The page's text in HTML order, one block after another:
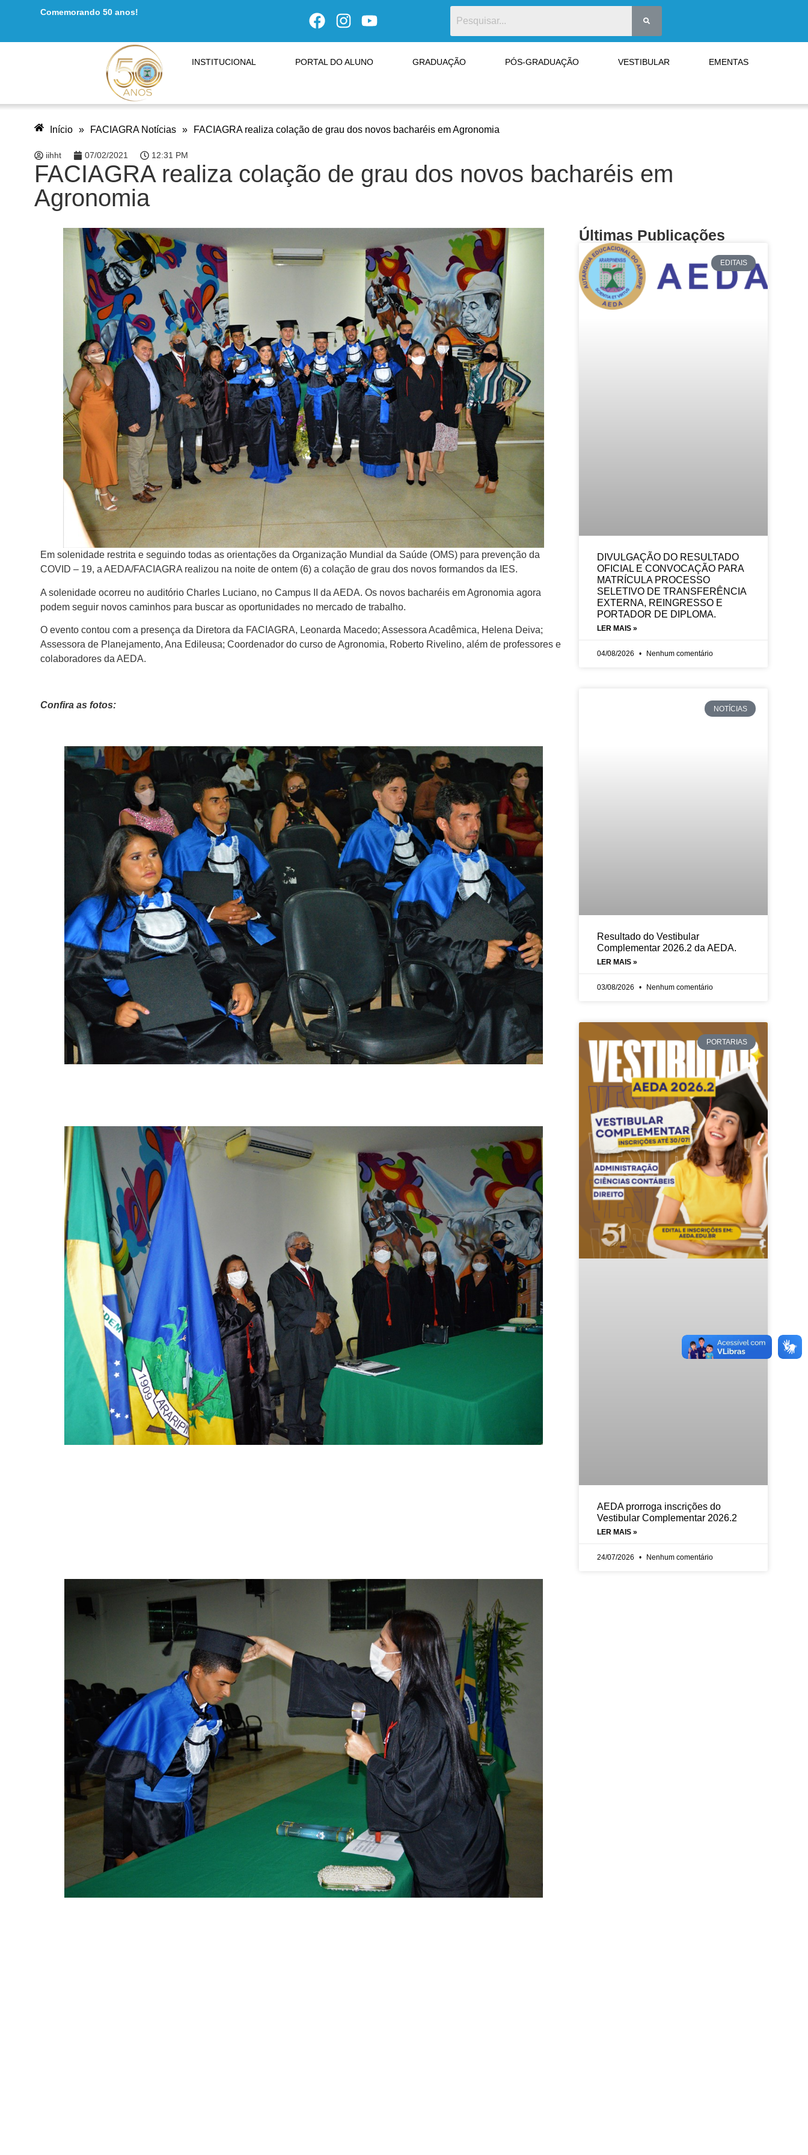
Comemorando 50 anos!
INSTITUCIONAL PORTAL DO ALUNO GRADUAÇÃO PÓS-GRADUAÇÃO VESTIBULAR EMENTAS
Início » FACIAGRA Notícias » FACIAGRA realiza colação de grau dos novos bacharéis em Agronomia
iihht 07/02/2021 12:31 PM
FACIAGRA realiza colação de grau dos novos bacharéis em
Agronomia
Em solenidade restrita e seguindo todas as orientações da Organização Mundial da Saúde (OMS) para prevenção da
COVID – 19, a AEDA/FACIAGRA realizou na noite de ontem (6) a colação de grau dos novos formandos da IES.
A solenidade ocorreu no auditório Charles Luciano, no Campus II da AEDA. Os novos bacharéis em Agronomia agora
podem seguir novos caminhos para buscar as oportunidades no mercado de trabalho.
O evento contou com a presença da Diretora da FACIAGRA, Leonarda Macedo; Assessora Acadêmica, Helena Deiva;
Assessora de Planejamento, Ana Edileusa; Coordenador do curso de Agronomia, Roberto Rivelino, além de professores e
colaboradores da AEDA.
Confira as fotos:
Últimas Publicações
EDITAIS
DIVULGAÇÃO DO RESULTADO
OFICIAL E CONVOCAÇÃO PARA
MATRÍCULA PROCESSO
SELETIVO DE TRANSFERÊNCIA
EXTERNA, REINGRESSO E
PORTADOR DE DIPLOMA.
LER MAIS »
04/08/2026 Nenhum comentário
NOTÍCIAS
Resultado do Vestibular
Complementar 2026.2 da AEDA.
LER MAIS »
03/08/2026 Nenhum comentário
PORTARIAS
AEDA prorroga inscrições do
Vestibular Complementar 2026.2
LER MAIS »
24/07/2026 Nenhum comentário